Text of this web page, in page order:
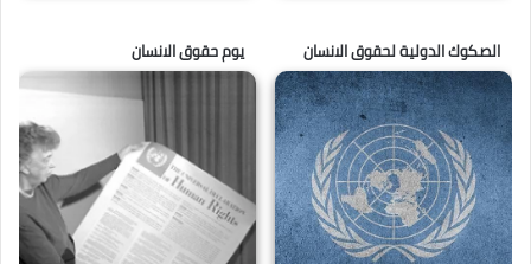
الصكوك الدولية لحقوق الانسان يوم حقوق الانسان